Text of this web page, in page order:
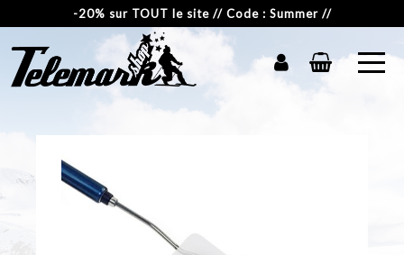
-20% sur TOUT le site // Code : Summer //